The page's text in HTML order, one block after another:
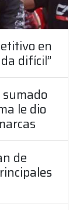
en
difícil”
le dio
de